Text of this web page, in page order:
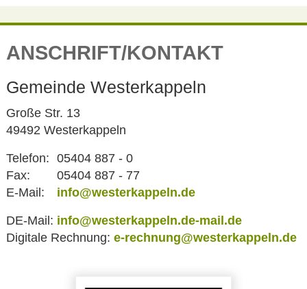
ANSCHRIFT/KONTAKT
Gemeinde Westerkappeln
Große Str. 13
49492 Westerkappeln
Telefon: 05404 887 - 0
Fax:
05404 887 - 77
E-Mail:
info@westerkappeln.de
DE-Mail: info@westerkappeln.de-mail.de
Digitale Rechnung: e-rechnung@westerkappeln.de